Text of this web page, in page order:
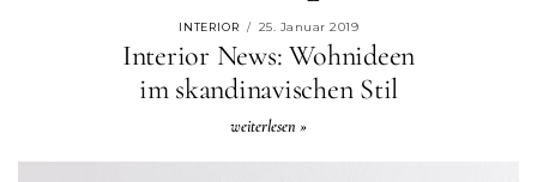
INTERIOR / 25. Januar 2019
Interior News: Wohnideen
im skandinavischen Stil
weiterlesen »